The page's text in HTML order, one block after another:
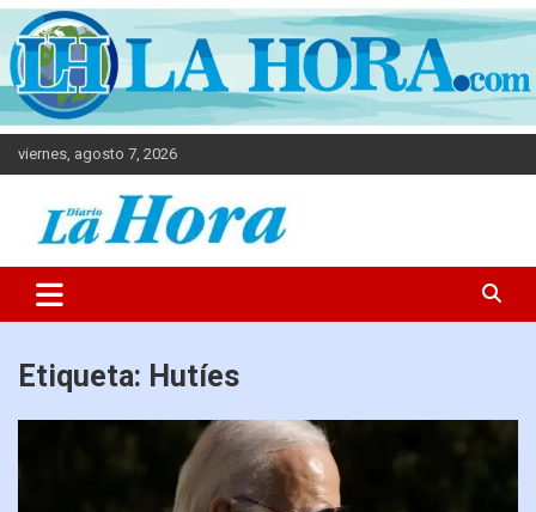
viernes, agosto 7, 2026
Diario La Hora
Etiqueta: Hutíes